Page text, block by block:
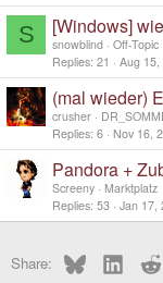
S [Windows]
snowblind Off-Topic
Replies 21 Aug 15,
(mal wieder)
crusher
Replies 6 Nov 16,
Pandora +
Screeny
Marktplatz
Replies 53 Jan 17,
Share: Bluesky